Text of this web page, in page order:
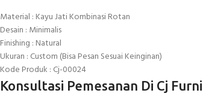
Material : Kayu Jati Kombinasi Rotan
Desain : Minimalis
Finishing : Natural
Ukuran : Custom (Bisa Pesan Sesuai Keinginan)
Kode Produk : Cj-00024
Konsultasi Pemesanan Di Cj